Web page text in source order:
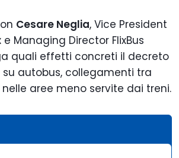
Cesare Neglia, Vice President
e Managing Director FlixBus
quali effetti concreti il decreto
autobus, collegamenti tra
aree meno servite dai treni.